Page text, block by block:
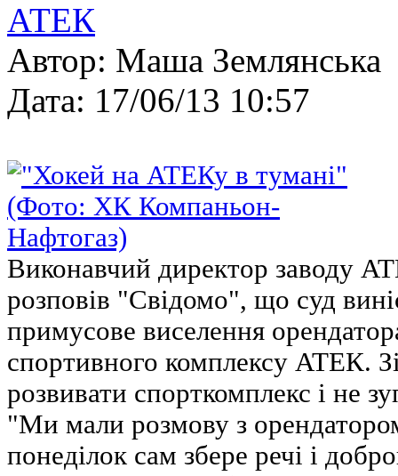
АТЕК
Автор: Маша Землянська
Дата: 17/06/13 10:57
Виконавчий директор заводу
розповів "Свідомо", що суд
примусове виселення
спортивного комплексу АТЕК.
розвивати спорткомплекс і не
"Ми мали розмову з
понеділок сам збере речі і